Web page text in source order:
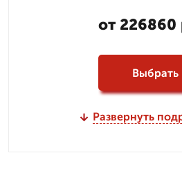
от 226860
Выбрать
Развернуть